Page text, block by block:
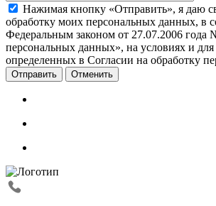
Нажимая кнопку «Отправить», я даю
обработку моих персональных данных, в
Федеральным законом от 27.07.2006
персональных данных», на условиях и для
определенных в Согласии на обработку
Отменить